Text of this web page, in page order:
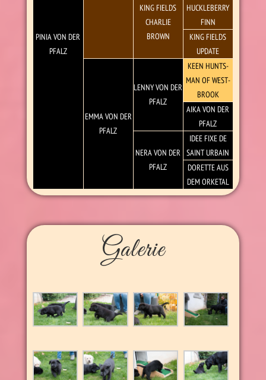
PINIA VON DER
PFALZ
KING FIELDS
CHAR­LIE
BROWN
HUCKLE­BERRY
FINN
KING FIELDS
UPDATE
EMMA VON DER
PFALZ
LENNY VON DER
PFALZ
KEEN HUNTS­
MAN OF WEST­
BROOK
AIKA VON DER
PFALZ
NERA VON DER
PFALZ
IDEE FIXE DE
SAINT UR­BAIN
DOR­ETTE AUS
DEM ORKE­TAL
Galerie